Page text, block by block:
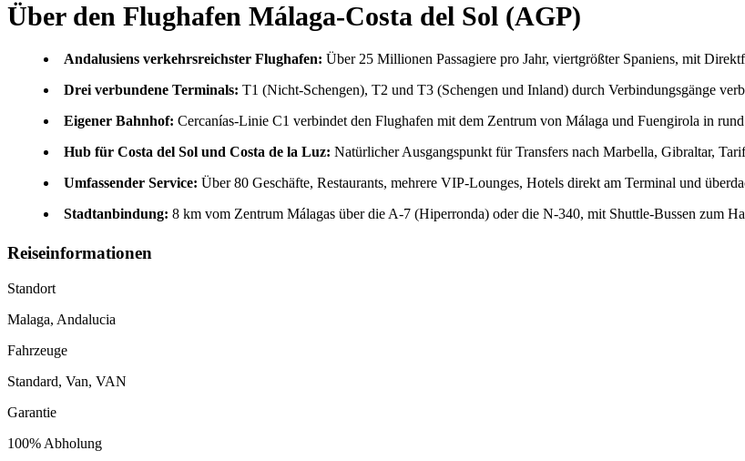
Über den Flughafen Málaga-Costa del Sol (AGP)
Andalusiens verkehrsreichster Flughafen: Über 25 Millionen Passagiere pro Jahr, viertgrößter Spaniens, mit
Drei verbundene Terminals: T1 (Nicht-Schengen), T2 und T3 (Schengen und Inland) durch Verbindungsgänge
Eigener Bahnhof: Cercanías-Linie C1 verbindet den Flughafen mit dem Zentrum von Málaga und Fuengirola in
Hub für Costa del Sol und Costa de la Luz: Natürlicher Ausgangspunkt für Transfers nach Marbella, Gibraltar,
Umfassender Service: Über 80 Geschäfte, Restaurants, mehrere VIP-Lounges, Hotels direkt am Terminal und
Stadtanbindung: 8 km vom Zentrum Málagas über die A-7 (Hiperronda) oder die N-340, mit Shuttle-Bussen zum
Reiseinformationen
Standort
Malaga, Andalucia
Fahrzeuge
Standard, Van, VAN
Garantie
100% Abholung